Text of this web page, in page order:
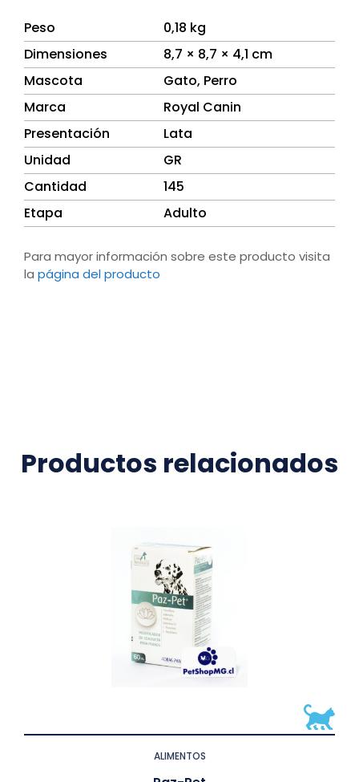
Peso
0,18 kg
Dimensiones
8,7 × 8,7 × 4,1 cm
Mascota
Gato, Perro
Marca
Royal Canin
Presentación
Lata
Unidad
GR
Cantidad
145
Etapa
Adulto
Para mayor información sobre este producto visita
la página del producto
Productos relacionados
ALIMENTOS